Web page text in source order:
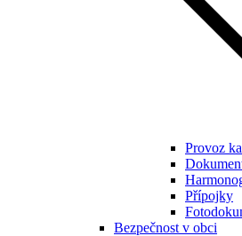
Provoz
Přípojky
Bezpečnost v obci